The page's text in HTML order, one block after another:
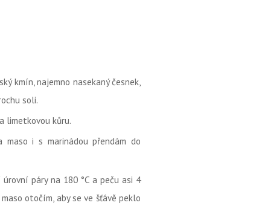
kmín, najemno nasekaný česnek,
soli.
limetkovou kůru.
i s marinádou přendám do
páry na 180 °C a peču asi 4
otočím, aby se ve šťávě peklo